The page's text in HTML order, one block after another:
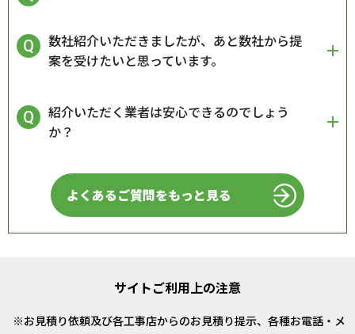
数社紹介いただきましたが、あと数社から提
案を受けたいと思っています。
紹介いただく業者は安心できるのでしょう
か？
よくあるご質問をもっと見る
サイトご利用上の注意
お見積り依頼及び各工事店からのお見積り提示、各種お電話・メ